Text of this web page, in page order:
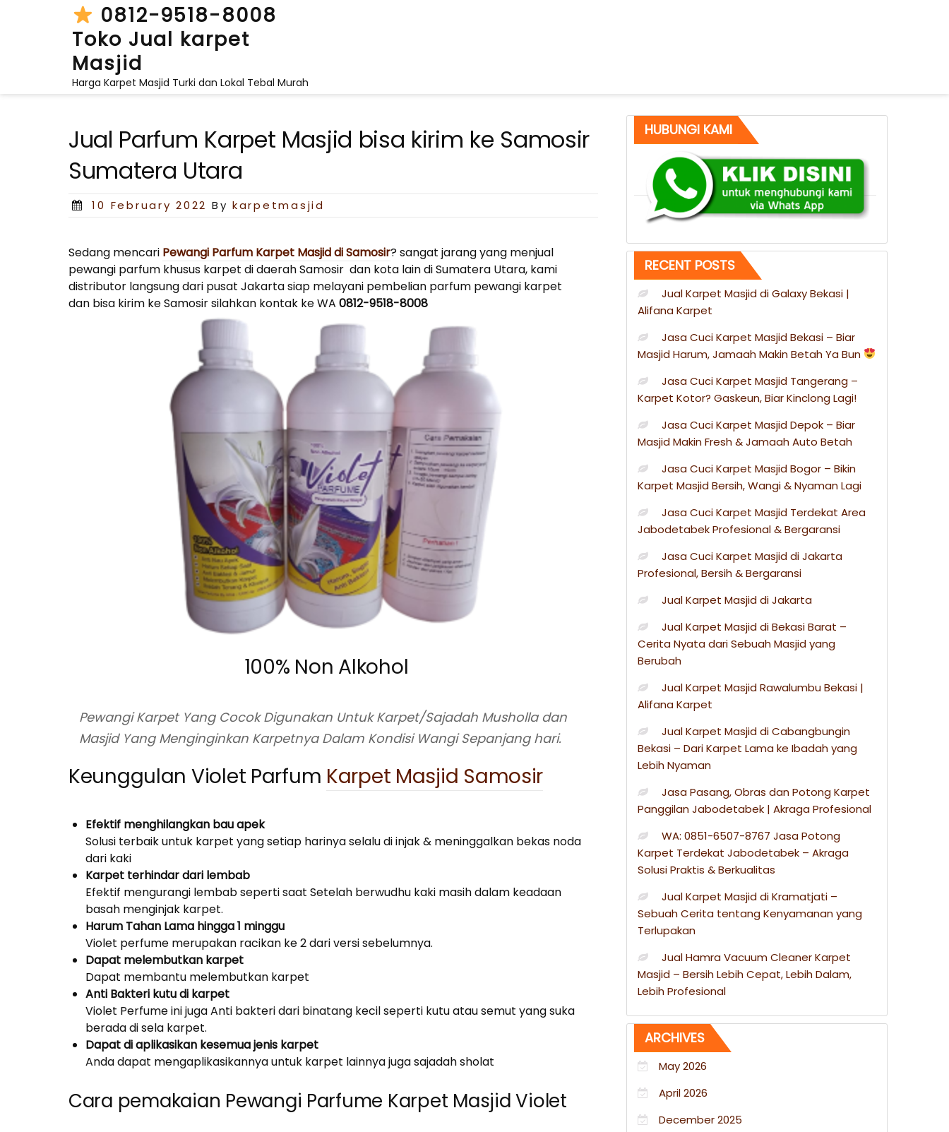
0812-9518-8008
Toko Jual karpet
Masjid
Harga Karpet Masjid Turki dan Lokal Tebal Murah
Jual Parfum Karpet Masjid bisa kirim ke Samosir
Sumatera Utara
Posted
10 February 2022 Bykarpetmasjid
Sedang mencari Pewangi Parfum Karpet Masjid di Samosir? sangat jarang yang menjual
pewangi parfum khusus karpet di daerah Samosir dan kota lain di Sumatera Utara, kami
distributor langsung dari pusat Jakarta siap melayani pembelian parfum pewangi karpet
dan bisa kirim ke Samosir silahkan kontak ke WA 0812-9518-8008
100% Non Alkohol
Pewangi Karpet Yang Cocok Digunakan Untuk Karpet/Sajadah Musholla dan
Masjid Yang Menginginkan Karpetnya Dalam Kondisi Wangi Sepanjang hari.
Keunggulan Violet Parfum Karpet Masjid Samosir
Efektif menghilangkan bau apek
Solusi terbaik untuk karpet yang setiap harinya selalu di injak & meninggalkan bekas noda
dari kaki
Karpet terhindar dari lembab
Efektif mengurangi lembab seperti saat Setelah berwudhu kaki masih dalam keadaan
basah menginjak karpet.
Harum Tahan Lama hingga 1 minggu
Violet perfume merupakan racikan ke 2 dari versi sebelumnya.
Dapat melembutkan karpet
Dapat membantu melembutkan karpet
Anti Bakteri kutu di karpet
Violet Perfume ini juga Anti bakteri dari binatang kecil seperti kutu atau semut yang suka
berada di sela karpet.
Dapat di aplikasikan kesemua jenis karpet
Anda dapat mengaplikasikannya untuk karpet lainnya juga sajadah sholat
Cara pemakaian Pewangi Parfume Karpet Masjid Violet
HUBUNGI KAMI
RECENT POSTS
Jual Karpet Masjid di Galaxy Bekasi |
Alifana Karpet
Jasa Cuci Karpet Masjid Bekasi – Biar
Masjid Harum, Jamaah Makin Betah Ya Bun
Jasa Cuci Karpet Masjid Tangerang –
Karpet Kotor? Gaskeun, Biar Kinclong Lagi!
Jasa Cuci Karpet Masjid Depok – Biar
Masjid Makin Fresh & Jamaah Auto Betah
Jasa Cuci Karpet Masjid Bogor – Bikin
Karpet Masjid Bersih, Wangi & Nyaman Lagi
Jasa Cuci Karpet Masjid Terdekat Area
Jabodetabek Profesional & Bergaransi
Jasa Cuci Karpet Masjid di Jakarta
Profesional, Bersih & Bergaransi
Jual Karpet Masjid di Jakarta
Jual Karpet Masjid di Bekasi Barat –
Cerita Nyata dari Sebuah Masjid yang
Berubah
Jual Karpet Masjid Rawalumbu Bekasi |
Alifana Karpet
Jual Karpet Masjid di Cabangbungin
Bekasi – Dari Karpet Lama ke Ibadah yang
Lebih Nyaman
Jasa Pasang, Obras dan Potong Karpet
Panggilan Jabodetabek | Akraga Profesional
WA: 0851-6507-8767 Jasa Potong
Karpet Terdekat Jabodetabek – Akraga
Solusi Praktis & Berkualitas
Jual Karpet Masjid di Kramatjati –
Sebuah Cerita tentang Kenyamanan yang
Terlupakan
Jual Hamra Vacuum Cleaner Karpet
Masjid – Bersih Lebih Cepat, Lebih Dalam,
Lebih Profesional
ARCHIVES
May 2026
April 2026
December 2025